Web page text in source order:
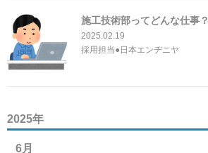
施工技術部ってどんな仕事？
2025.02.19
採用担当●日本エンヂニヤ
2025年
6月